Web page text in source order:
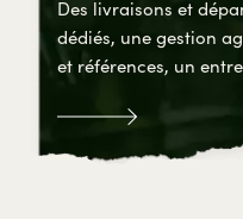
Des livraisons et
dédiés, une gestion
et références, un